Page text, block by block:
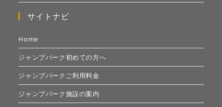
サイトナビ
Home
ジャンプパーク初めての方へ
ジャンプパークご利用料金
ジャンプパーク施設の案内